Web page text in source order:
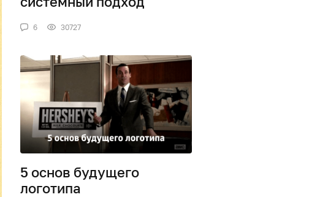
6 30727
5 основ будущего
логотипа